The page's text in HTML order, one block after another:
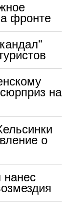
фронте
на
о